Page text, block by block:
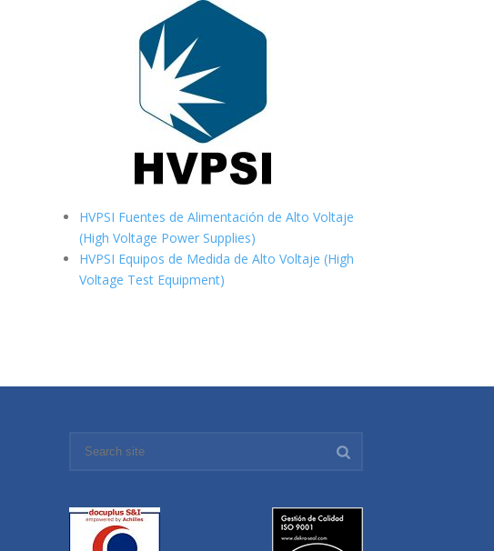
HVPSI Fuentes de Alimentación de Alto Voltaje
(High Voltage Power Supplies)
HVPSI Equipos de Medida de Alto Voltaje (High
Voltage Test Equipment)